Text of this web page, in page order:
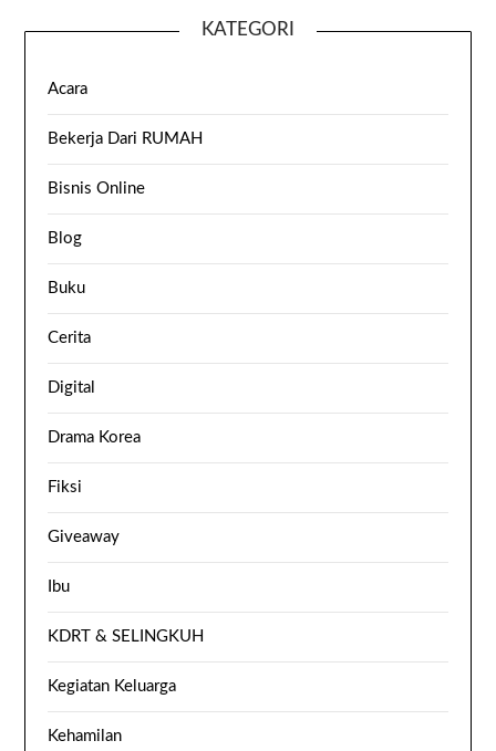
KATEGORI
Acara
Bekerja Dari RUMAH
Bisnis Online
Blog
Buku
Cerita
Digital
Drama Korea
Fiksi
Giveaway
Ibu
KDRT & SELINGKUH
Kegiatan Keluarga
Kehamilan